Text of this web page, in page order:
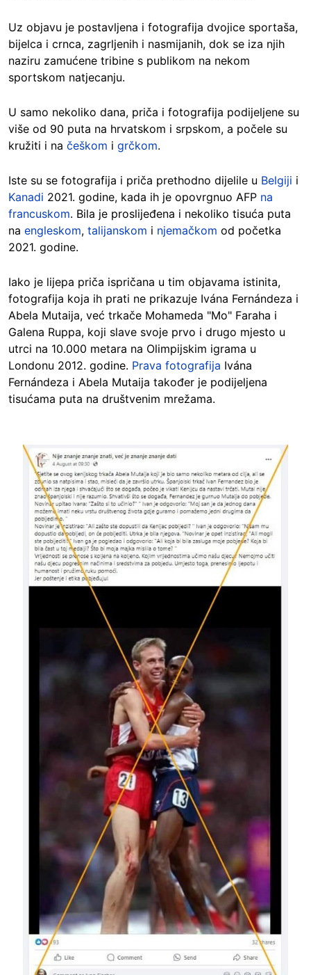
Uz objavu je postavljena i fotografija dvojice sportaša,
bijelca i crnca, zagrljenih i nasmijanih, dok se iza njih
naziru zamućene tribine s publikom na nekom
sportskom natjecanju.
U samo nekoliko dana, priča i fotografija podijeljene su
više od 90 puta na hrvatskom i srpskom, a počele su
kružiti i na češkom i grčkom.
Iste su se fotografija i priča prethodno dijelile u Belgiji i
Kanadi 2021. godine, kada ih je opovrgnuo AFP na
francuskom. Bila je proslijeđena i nekoliko tisuća puta
na engleskom, talijanskom i njemačkom od početka
2021. godine.
Iako je lijepa priča ispričana u tim objavama istinita,
fotografija koja ih prati ne prikazuje Ivána Fernándeza i
Abela Mutaija, već trkače Mohameda "Mo" Faraha i
Galena Ruppa, koji slave svoje prvo i drugo mjesto u
utrci na 10.000 metara na Olimpijskim igrama u
Londonu 2012. godine. Prava fotografija Ivána
Fernándeza i Abela Mutaija također je podijeljena
tisućama puta na društvenim mrežama.
Image